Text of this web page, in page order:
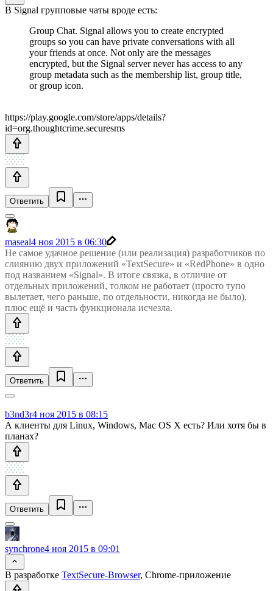
В Signal групповые чаты вроде есть:
Group Chat. Signal allows you to create encrypted
groups so you can have private conversations with all
your friends at once. Not only are the messages
encrypted, but the Signal server never has access to any
group metadata such as the membership list, group title,
or group icon.
https://play.google.com/store/apps/details?
id=org.thoughtcrime.securesms
Ответить
maseal4 ноя 2015 в 06:30
Не самое удачное решение (или реализация) разработчиков по
слиянию двух приложений «TextSecure» и «RedPhone» в одно
под названием «Signal». В итоге связка, в отличие от
отдельных приложений, толком не работает (просто тупо
вылетает, чего раньше, по отдельности, никогда не было),
плюс ещё и часть функционала исчезла.
Ответить
b3nd3r4 ноя 2015 в 08:15
А клиенты для Linux, Windows, Mac OS X есть? Или хотя бы в
планах?
Ответить
synchrone4 ноя 2015 в 09:01
В разработке TextSecure-Browser, Chrome-приложение